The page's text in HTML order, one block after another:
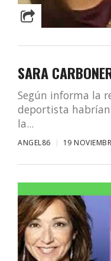
SARA
Según informa la
deportista
la...
ANGEL86 19